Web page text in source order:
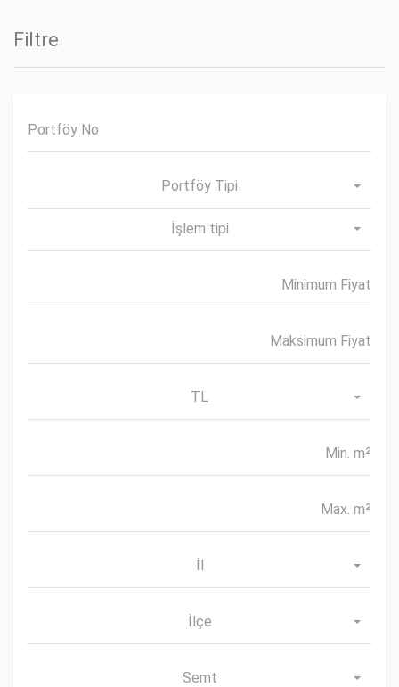
Filtre
Portföy Tipi
İşlem tipi
TL
İl
İlçe
Semt